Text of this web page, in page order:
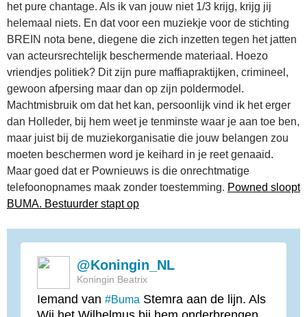
het pure chantage. Als ik van jouw niet 1/3 krijg, krijg jij
helemaal niets. En dat voor een muziekje voor de stichting
BREIN nota bene, diegene die zich inzetten tegen het jatten
van acteursrechtelijk beschermende materiaal. Hoezo
vriendjes politiek? Dit zijn pure maffiapraktijken, crimineel,
gewoon afpersing maar dan op zijn poldermodel.
Machtmisbruik om dat het kan, persoonlijk vind ik het erger
dan Holleder, bij hem weet je tenminste waar je aan toe ben,
maar juist bij de muziekorganisatie die jouw belangen zou
moeten beschermen word je keihard in je reet genaaid.
Maar goed dat er Pownieuws is die onrechtmatige
telefoonopnames maak zonder toestemming. Powned sloopt
BUMA. Bestuurder stapt op
@Koningin_NL
Koningin Beatrix
Iemand van #Buma Stemra aan de lijn. Als